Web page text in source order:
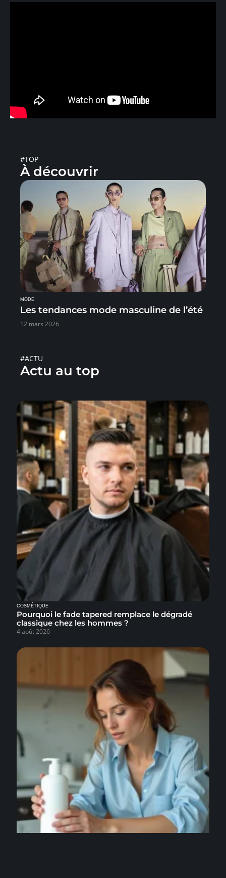
#TOP
À découvrir
MODE
Les tendances mode masculine de l’été
12 mars 2026
#ACTU
Actu au top
COSMÉTIQUE
Pourquoi le fade tapered remplace le dégradé
classique chez les hommes ?
4 août 2026